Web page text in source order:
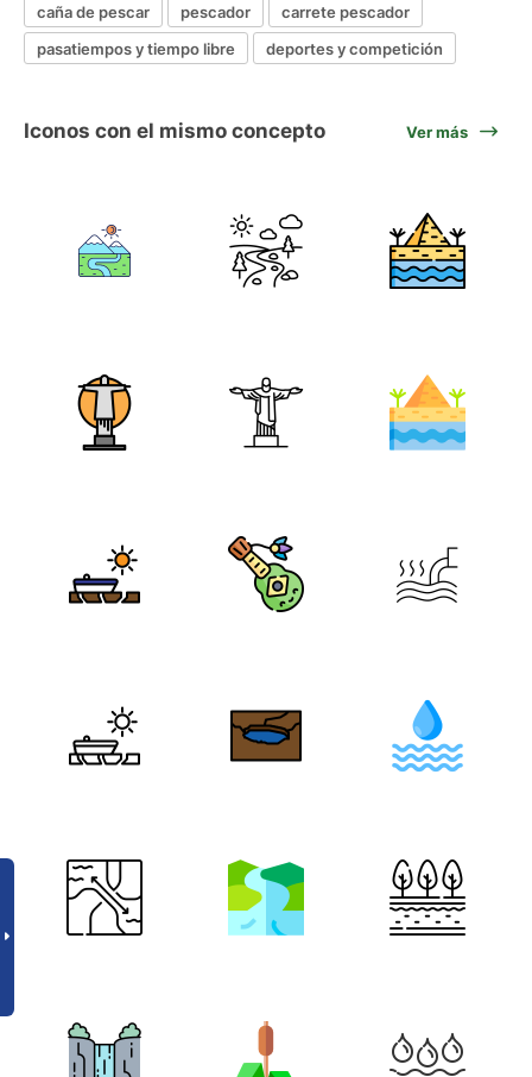
caña de pescar
pescador
carrete pescador
pasatiempos y tiempo libre
deportes y competición
Iconos con el mismo concepto Ver más